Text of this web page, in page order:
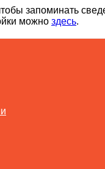
запоминать
можно здесь.